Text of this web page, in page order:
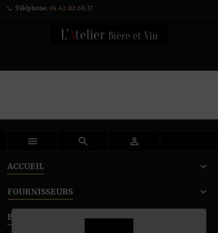
Téléphone: 04.42.82.68.17
  
ACCUEIL
FOURNISSEURS
BANNER